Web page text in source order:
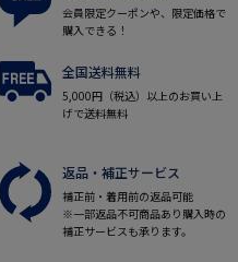
会員限定クーポンや、限定価格で
購入できる！
全国送料無料
5,000円（税込）以上のお買い上
げで送料無料
返品・補正サービス
補正前・着用前の返品可能
※一部返品不可商品あり購入時の
補正サービスも承ります。